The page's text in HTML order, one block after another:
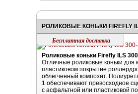
РОЛИКОВЫЕ КОНЬКИ FIREFLY
Бесплатная доставка
Роликовые коньки Firefly ILS 300
Отличные роликовые коньки для
пластиковом покрытие
облегченный композит.
1 обеспечивают превосходное
с асфальтной или пластиковой